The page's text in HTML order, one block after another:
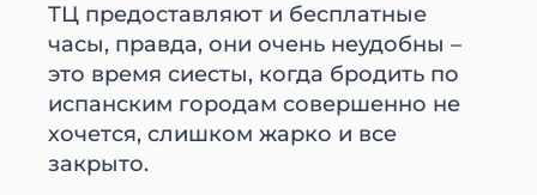
ТЦ предоставляют и бесплатные
часы, правда, они очень неудобны –
это время сиесты, когда бродить по
испанским городам совершенно не
хочется, слишком жарко и все
закрыто.